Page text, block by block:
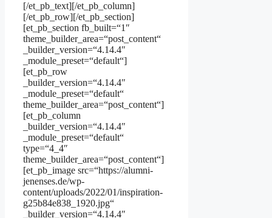
[/et_pb_text][/et_pb_column]
[/et_pb_row][/et_pb_section]
[et_pb_section fb_built=“1″
theme_builder_area=“post_content“
_builder_version=“4.14.4″
_module_preset=“default“]
[et_pb_row
_builder_version=“4.14.4″
_module_preset=“default“
theme_builder_area=“post_content“]
[et_pb_column
_builder_version=“4.14.4″
_module_preset=“default“
type=“4_4″
theme_builder_area=“post_content“]
[et_pb_image src=“https://alumni-
jenenses.de/wp-
content/uploads/2022/01/inspiration-
g25b84e838_1920.jpg“
_builder_version=“4.14.4″